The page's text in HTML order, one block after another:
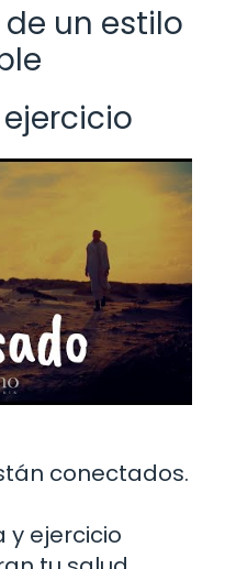
un estilo
conectados.
y ejercicio